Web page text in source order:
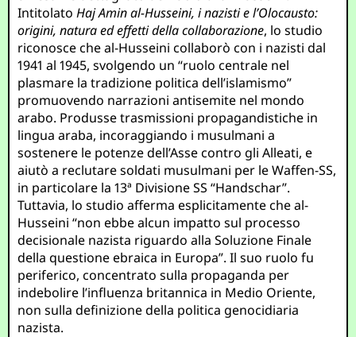
IntitolatoHaj Amin al-Husseini, i nazisti e l’Olocausto:
origini, natura ed effetti della collaborazione, lo studio
riconosce che al-Husseini collaborò con i nazisti dal
1941 al 1945, svolgendo un “ruolo centrale nel
plasmare la tradizione politica dell’islamismo”
promuovendo narrazioni antisemite nel mondo
arabo. Produsse trasmissioni propagandistiche in
lingua araba, incoraggiando i musulmani a
sostenere le potenze dell’Asse contro gli Alleati, e
aiutò a reclutare soldati musulmani per le Waffen-SS,
in particolare la 13ª Divisione SS “Handschar”.
Tuttavia, lo studio afferma esplicitamente che al-
Husseini “non ebbe alcun impatto sul processo
decisionale nazista riguardo alla Soluzione Finale
della questione ebraica in Europa”. Il suo ruolo fu
periferico, concentrato sulla propaganda per
indebolire l’influenza britannica in Medio Oriente,
non sulla definizione della politica genocidiaria
nazista.